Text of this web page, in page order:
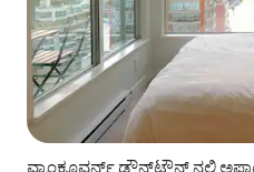
ವ್ಯಾಂಕೂವರ್ನ್ ಡೌನ್‌ಟೌನ್ ನಲ್ಲಿ